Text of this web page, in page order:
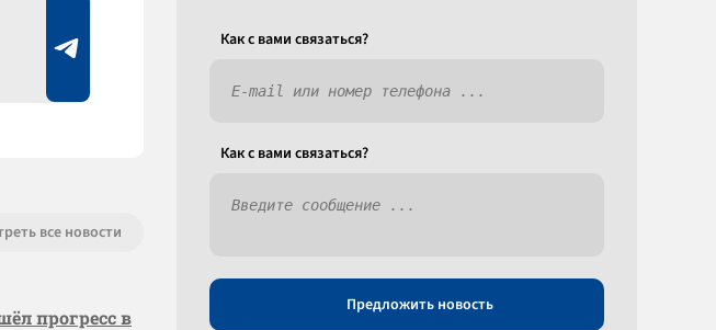
все новости
прогресс в
Как c вами связаться?
Как c вами связаться?
Предложить новость